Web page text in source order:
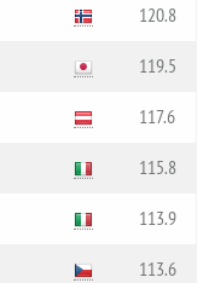
120.8
119.5
117.6
115.8
113.9
113.6